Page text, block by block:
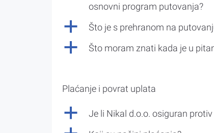
osnovni program putovanja?
a Što je s prehranom na
a Što moram znati kada je u
Plaćanje i povrat uplata
a Je li Nikal d.o.o. osiguran